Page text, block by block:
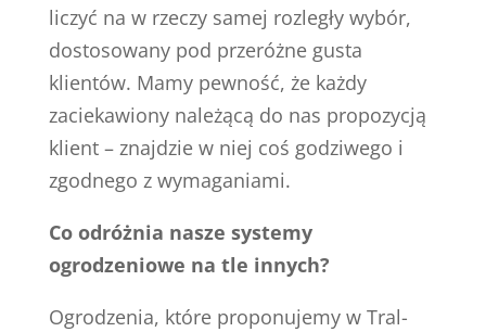
liczyć na w rzeczy samej rozległy wybór,
dostosowany pod przeróżne gusta
klientów. Mamy pewność, że każdy
zaciekawiony należącą do nas propozycją
klient – znajdzie w niej coś godziwego i
zgodnego z wymaganiami.
Co odróżnia nasze systemy
ogrodzeniowe na tle innych?
Ogrodzenia, które proponujemy w Tral-